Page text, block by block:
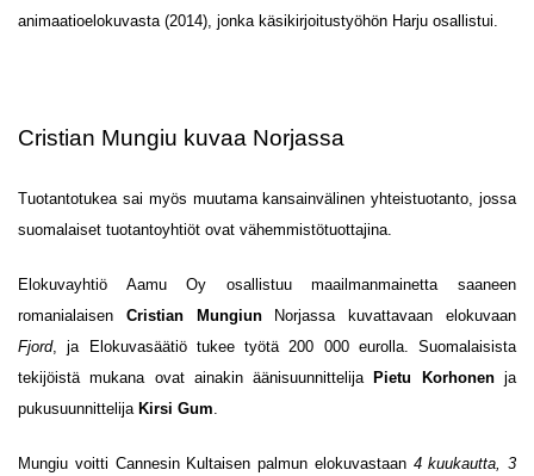
animaatioelokuvasta (2014), jonka käsikirjoitustyöhön Harju osallistui.
Cristian Mungiu kuvaa Norjassa
Tuotantotukea sai myös muutama kansainvälinen yhteistuotanto, jossa
suomalaiset tuotantoyhtiöt ovat vähemmistötuottajina.
Elokuvayhtiö Aamu Oy osallistuu maailmanmainetta saaneen
romanialaisen Cristian MungiunNorjassa kuvattavaan elokuvaan
Fjord, ja Elokuvasäätiö tukee työtä 200 000 eurolla. Suomalaisista
tekijöistä mukana ovat ainakin äänisuunnittelijaPietu Korhonenja
pukusuunnittelija Kirsi Gum
Mungiu voitti Cannesin Kultaisen palmun elokuvastaan4 kuukautta, 3